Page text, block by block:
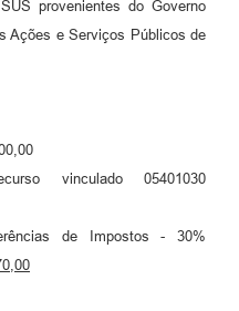
provenientes do Governo
Ações e Serviços Públicos de
vinculado 05401030
de Impostos - 30%